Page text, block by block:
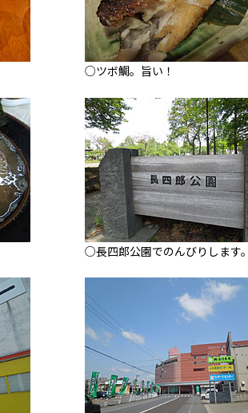
○ツボ鯛。旨い！
○長四郎公園でのんびりします。